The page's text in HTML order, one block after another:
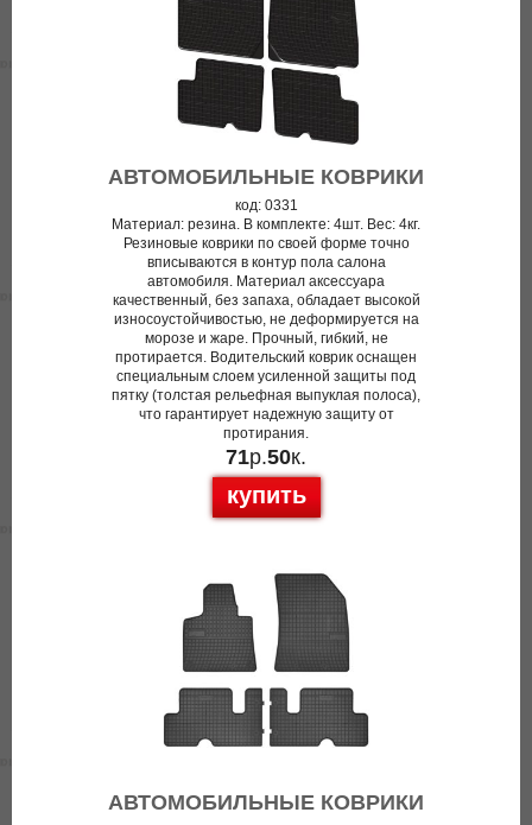
АВТОМОБИЛЬНЫЕ КОВРИКИ
код: 0331
Материал: резина. В комплекте: 4шт. Вес: 4кг.
Резиновые коврики по своей форме точно
вписываются в контур пола салона
автомобиля. Материал аксессуара
качественный, без запаха, обладает высокой
износоустойчивостью, не деформируется на
морозе и жаре. Прочный, гибкий, не
протирается. Водительский коврик оснащен
специальным слоем усиленной защиты под
пятку (толстая рельефная выпуклая полоса),
что гарантирует надежную защиту от
протирания.
71р.50к.
купить
АВТОМОБИЛЬНЫЕ КОВРИКИ